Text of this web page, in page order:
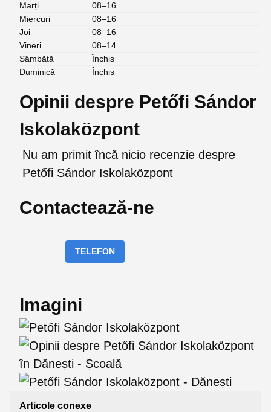
Marți
08–16
Miercuri
08–16
Joi
08–16
Vineri
08–14
Sâmbătă
Închis
Duminică
Închis
Opinii despre Petőfi Sándor
Iskolaközpont
Nu am primit încă nicio recenzie despre
Petőfi Sándor Iskolaközpont
Contactează-ne
TELEFON
Imagini
Articole conexe